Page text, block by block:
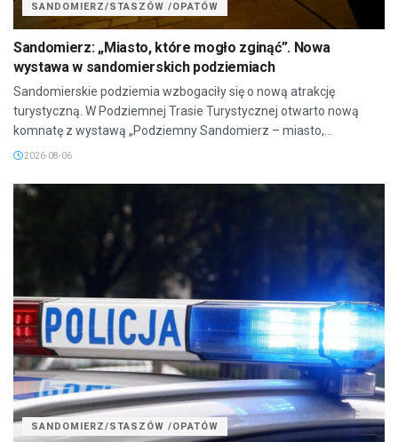
SANDOMIERZ/STASZÓW /OPATÓW
Sandomierz: „Miasto, które mogło zginąć”. Nowa
wystawa w sandomierskich podziemiach
Sandomierskie podziemia wzbogaciły się o nową atrakcję
turystyczną. W Podziemnej Trasie Turystycznej otwarto nową
komnatę z wystawą „Podziemny Sandomierz – miasto,...
2026-08-06
SANDOMIERZ/STASZÓW /OPATÓW